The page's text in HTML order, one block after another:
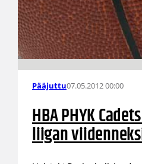
Pääjuttu07.05.2012 00:00
HBA PHYK
liigan